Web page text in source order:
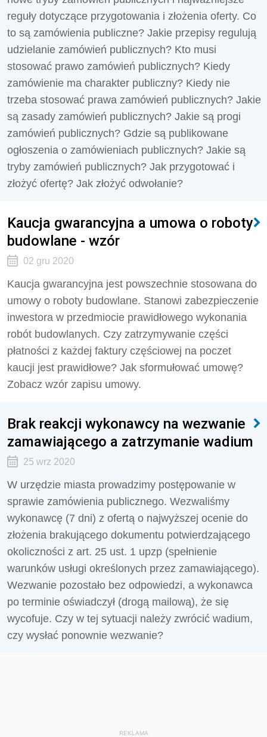
reguły dotyczące przygotowania i złożenia oferty. Co
to są zamówienia publiczne? Jakie przepisy regulują
udzielanie zamówień publicznych? Kto musi
stosować prawo zamówień publicznych? Kiedy
zamówienie ma charakter publiczny? Kiedy nie
trzeba stosować prawa zamówień publicznych? Jakie
są zasady zamówień publicznych? Jakie są progi
zamówień publicznych? Gdzie są publikowane
ogłoszenia o zamówieniach publicznych? Jakie są
tryby zamówień publicznych? Jak przygotować i
złożyć ofertę? Jak złożyć odwołanie?
Kaucja gwarancyjna a umowa o roboty
budowlane - wzór
02 gru 2020
Kaucja gwarancyjna jest powszechnie stosowana do
umowy o roboty budowlane. Stanowi zabezpieczenie
inwestora w przedmiocie prawidłowego wykonania
robót budowlanych. Czy zatrzymywanie części
płatności z każdej faktury częściowej na poczet
kaucji jest prawidłowe? Jak sformułować umowę?
Zobacz wzór zapisu umowy.
Brak reakcji wykonawcy na wezwanie
zamawiającego a zatrzymanie wadium
25 wrz 2020
W urzędzie miasta prowadzimy postępowanie w
sprawie zamówienia publicznego. Wezwaliśmy
wykonawcę (7 dni) z ofertą o najwyższej ocenie do
złożenia brakującego dokumentu potwierdzającego
okoliczności z art. 25 ust. 1 upzp (spełnienie
warunków usługi określonych przez zamawiającego).
Wezwanie pozostało bez odpowiedzi, a wykonawca
po terminie oświadczył (drogą mailową), że się
wycofuje. Czy w tej sytuacji należy zwrócić wadium,
czy wysłać ponownie wezwanie?
REKLAMA